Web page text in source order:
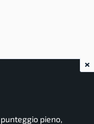
pieno,
×